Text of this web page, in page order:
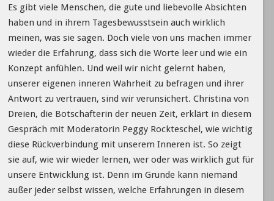
Es gibt viele Menschen, die gute und liebevolle Absichten
haben und in ihrem Tagesbewusstsein auch wirklich
meinen, was sie sagen. Doch viele von uns machen immer
wieder die Erfahrung, dass sich die Worte leer und wie ein
Konzept anfühlen. Und weil wir nicht gelernt haben,
unserer eigenen inneren Wahrheit zu befragen und ihrer
Antwort zu vertrauen, sind wir verunsichert. Christina von
Dreien, die Botschafterin der neuen Zeit, erklärt in diesem
Gespräch mit Moderatorin Peggy Rockteschel, wie wichtig
diese Rückverbindung mit unserem Inneren ist. So zeigt
sie auf, wie wir wieder lernen, wer oder was wirklich gut für
unsere Entwicklung ist. Denn im Grunde kann niemand
außer jeder selbst wissen, welche Erfahrungen in diesem